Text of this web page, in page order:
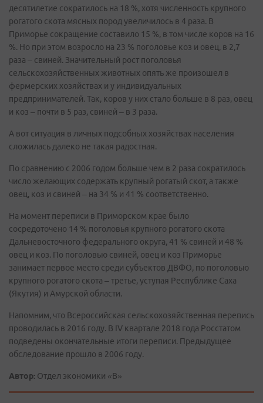
десятилетие сократилось на 18 %, хотя численность крупного
рогатого скота мясных пород увеличилось в 4 раза. В
Приморье сокращение составило 15 %, в том числе коров на 16
%. Но при этом возросло на 23 % поголовье коз и овец, в 2,7
раза – свиней. Значительный рост поголовья
сельскохозяйственных животных опять же произошел в
фермерских хозяйствах и у индивидуальных
предпринимателей. Так, коров у них стало больше в 8 раз, овец
и коз – почти в 5 раз, свиней – в 3 раза.
А вот ситуация в личных подсобных хозяйствах населения
сложилась далеко не такая радостная.
По сравнению с 2006 годом больше чем в 2 раза сократилось
число желающих содержать крупный рогатый скот, а также
овец, коз и свиней – на 34 % и 41 % соответственно.
На момент переписи в Приморском крае было
сосредоточено 14 % поголовья крупного рогатого скота
Дальневосточного федерального округа, 41 % свиней и 48 %
овец и коз. По поголовью свиней, овец и коз Приморье
занимает первое место среди субъектов ДВФО, по поголовью
крупного рогатого скота – третье, уступая Республике Саха
(Якутия) и Амурской области.
Напомним, что Всероссийская сельскохозяйственная перепись
проводилась в 2016 году. В IV квартале 2018 года Росстатом
подведены окончательные итоги переписи. Предыдущее
обследование прошло в 2006 году.
Автор: Отдел экономики «В»